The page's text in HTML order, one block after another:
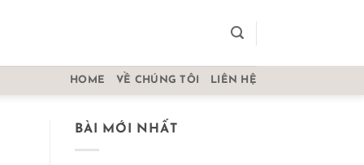
HOME VỀ CHÚNG TÔI LIÊN HỆ
BÀI MỚI NHẤT